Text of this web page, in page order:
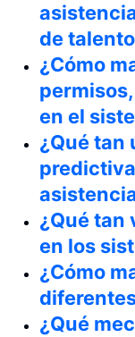
de
¿Cómo
en el
¿Qué tan
¿Qué tan
en los
¿Cómo
¿Qué